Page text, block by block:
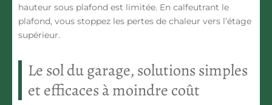
hauteur sous plafond est limitée. En calfeutrant le
plafond, vous stoppez les pertes de chaleur vers l’étage
supérieur.
Le sol du garage, solutions simples
et efficaces à moindre coût